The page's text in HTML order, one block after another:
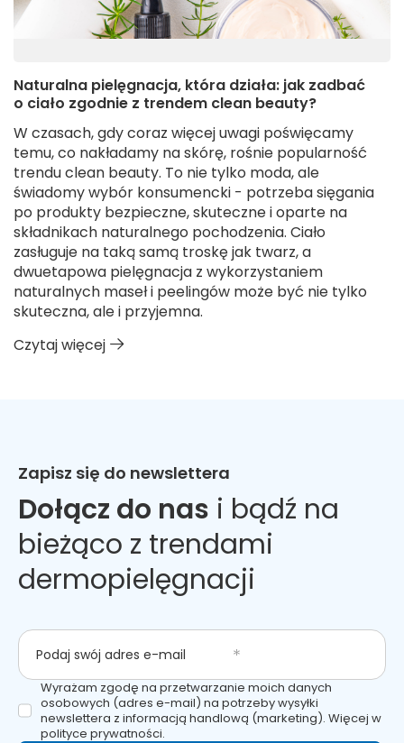
Naturalna pielęgnacja, która działa: jak zadbać
o ciało zgodnie z trendem clean beauty?
W czasach, gdy coraz więcej uwagi poświęcamy
temu, co nakładamy na skórę, rośnie popularność
trendu clean beauty. To nie tylko moda, ale
świadomy wybór konsumencki - potrzeba sięgania
po produkty bezpieczne, skuteczne i oparte na
składnikach naturalnego pochodzenia. Ciało
zasługuje na taką samą troskę jak twarz, a
dwuetapowa pielęgnacja z wykorzystaniem
naturalnych maseł i peelingów może być nie tylko
skuteczna, ale i przyjemna.
Czytaj więcej
Zapisz się do newslettera
Dołącz do nas i bądź na
bieżąco z trendami
dermopielęgnacji
Podaj swój adres e-mail
Wyrażam zgodę na przetwarzanie moich danych
osobowych (adres e-mail) na potrzeby wysyłki
newslettera z informacją handlową (marketing). Więcej w
polityce prywatności.